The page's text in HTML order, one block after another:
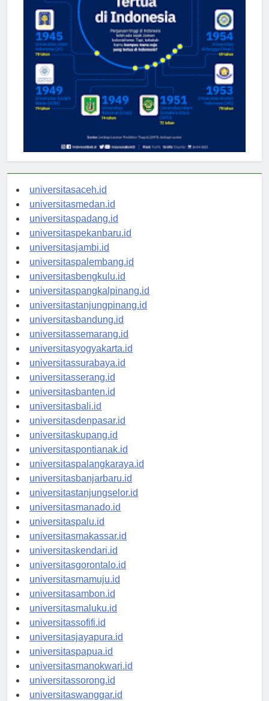
universitasaceh.id
universitasmedan.id
universitaspadang.id
universitaspekanbaru.id
universitasjambi.id
universitaspalembang.id
universitasbengkulu.id
universitaspangkalpinang.id
universitastanjungpinang.id
universitasbandung.id
universitassemarang.id
universitasyogyakarta.id
universitassurabaya.id
universitasserang.id
universitasbanten.id
universitasbali.id
universitasdenpasar.id
universitaskupang.id
universitaspontianak.id
universitaspalangkaraya.id
universitasbanjarbaru.id
universitastanjungselor.id
universitasmanado.id
universitaspalu.id
universitasmakassar.id
universitaskendari.id
universitasgorontalo.id
universitasmamuju.id
universitasambon.id
universitasmaluku.id
universitassofifi.id
universitasjayapura.id
universitaspapua.id
universitasmanokwari.id
universitassorong.id